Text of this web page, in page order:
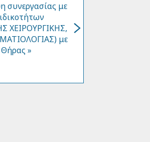
συνεργασίας με
ΧΕΙΡΟΥΡΓΙΚΗΣ,
με
»